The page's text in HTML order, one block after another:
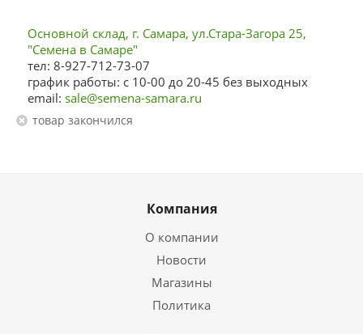
Основной склад, г. Самара, ул.Стара-Загора 25,
"Семена в Самаре"
тел: 8-927-712-73-07
график работы: с 10-00 до 20-45 без выходных
email: sale@semena-samara.ru
Товар закончился
Компания
О компании
Новости
Магазины
Политика